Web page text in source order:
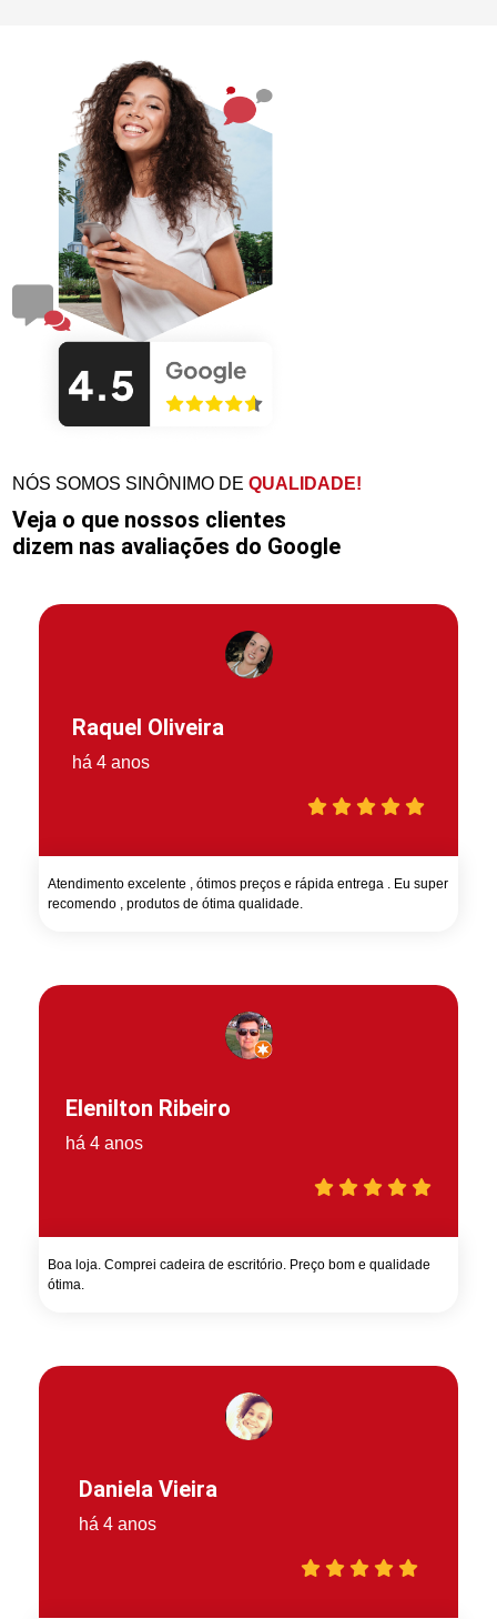
NÓS SOMOS SINÔNIMO DEQUALIDADE!
Veja o que nossos clientes
dizem nas avaliações do Google
Raquel Oliveira
há 4 anos
Atendimento excelente , ótimos preços e rápida entrega . Eu super
recomendo , produtos de ótima qualidade.
Elenilton Ribeiro
há 4 anos
Boa loja. Comprei cadeira de escritório. Preço bom e qualidade
ótima.
Daniela Vieira
há 4 anos